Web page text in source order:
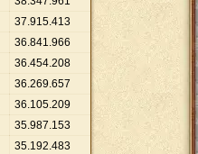
37.915.413
36.841.966
36.454.208
36.269.657
36.105.209
35.987.153
35.192.483